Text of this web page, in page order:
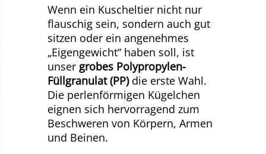
Wenn ein Kuscheltier nicht nur
flauschig sein, sondern auch gut
sitzen oder ein angenehmes
„Eigengewicht“ haben soll, ist
unser grobes Polypropylen-
Füllgranulat (PP)die erste Wahl.
Die perlenförmigen Kügelchen
eignen sich hervorragend zum
Beschweren von Körpern, Armen
und Beinen.